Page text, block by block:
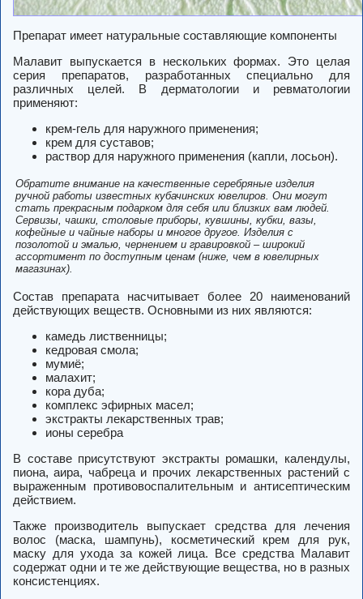
Препарат имеет натуральные составляющие компоненты
Малавит выпускается в нескольких формах. Это целая
серия препаратов, разработанных специально для
различных целей. В дерматологии и ревматологии
применяют:
крем-гель для наружного применения;
крем для суставов;
раствор для наружного применения (капли, лосьон).
Обратите внимание на качественные серебряные изделия
ручной работы известных кубачинских ювелиров. Они могут
стать прекрасным подарком для себя или близких вам людей.
Сервизы, чашки, столовые приборы, кувшины, кубки, вазы,
кофейные и чайные наборы и многое другое. Изделия с
позолотой и эмалью, чернением и гравировкой – широкий
ассортимент по доступным ценам (ниже, чем в ювелирных
магазинах).
Состав препарата насчитывает более 20 наименований
действующих веществ. Основными из них являются:
камедь лиственницы;
кедровая смола;
мумиё;
малахит;
кора дуба;
комплекс эфирных масел;
экстракты лекарственных трав;
ионы серебра
В составе присутствуют экстракты ромашки, календулы,
пиона, аира, чабреца и прочих лекарственных растений с
выраженным противовоспалительным и антисептическим
действием.
Также производитель выпускает средства для лечения
волос (маска, шампунь), косметический крем для рук,
маску для ухода за кожей лица. Все средства Малавит
содержат одни и те же действующие вещества, но в разных
консистенциях.